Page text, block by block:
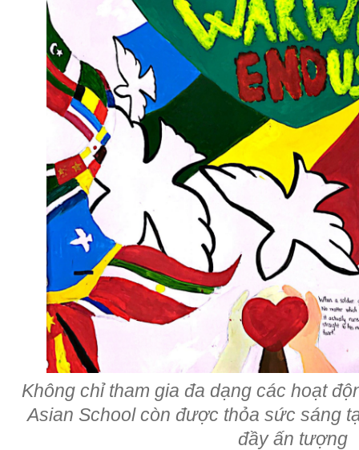
Không chỉ tham gia đa dạng các hoạt
Asian School còn được thỏa sức sáng
đầy ấn tượng